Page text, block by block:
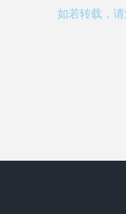
如若转载，